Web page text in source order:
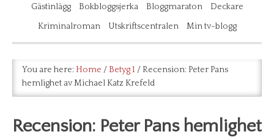
Gästinlägg Bokbloggsjerka Bloggmaraton
Deckare
Kriminalroman
Utskriftscentralen Min tv-blogg
You are here: Home / Betyg 1 / Recension: Peter Pans
hemlighet av Michael Katz Krefeld
Recension: Peter Pans hemlighet